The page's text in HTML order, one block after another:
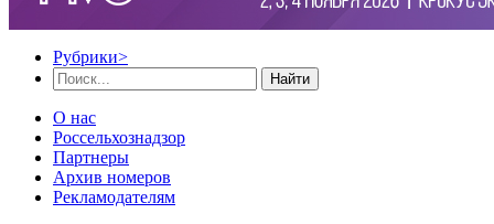
Рубрики>
Найти
О нас
Россельхознадзор
Партнеры
Архив номеров
Рекламодателям